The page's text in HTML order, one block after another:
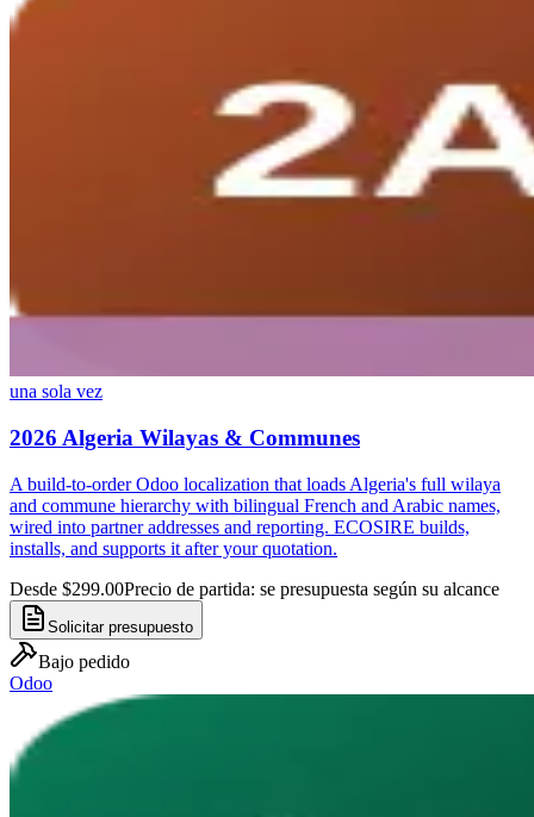
una sola vez
2026 Algeria Wilayas & Communes
A build-to-order Odoo localization that loads Algeria's full wilaya
and commune hierarchy with bilingual French and Arabic names,
wired into partner addresses and reporting. ECOSIRE builds,
installs, and supports it after your quotation.
Desde $299.00Precio de partida: se presupuesta según su alcance
Solicitar presupuesto
Bajo pedido
Odoo